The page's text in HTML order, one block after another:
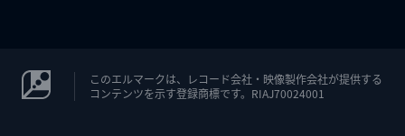
このエルマークは、レコード会社・映像製作会社が提供する
コンテンツを示す登録商標です。RIAJ70024001